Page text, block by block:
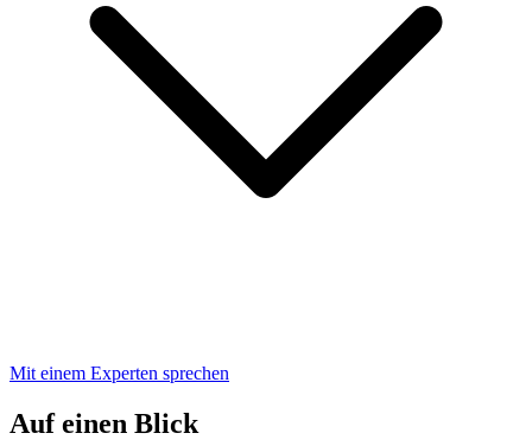
Mit einem Experten sprechen
Auf einen Blick